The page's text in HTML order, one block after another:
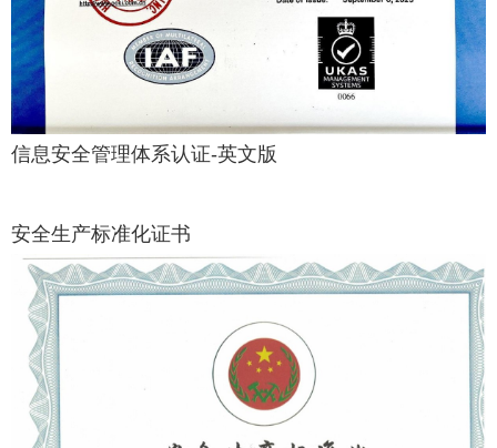
信息安全管理体系认证-英文版
安全生产标准化证书